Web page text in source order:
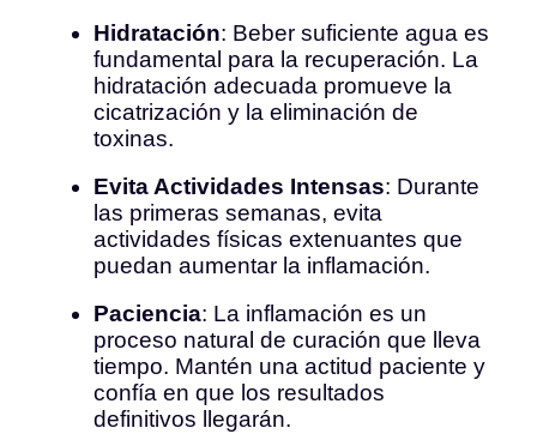
Hidratación: Beber suficiente agua es
fundamental para la recuperación. La
hidratación adecuada promueve la
cicatrización y la eliminación de
toxinas.
Evita Actividades Intensas: Durante
las primeras semanas, evita
actividades físicas extenuantes que
puedan aumentar la inflamación.
Paciencia: La inflamación es un
proceso natural de curación que lleva
tiempo. Mantén una actitud paciente y
confía en que los resultados
definitivos llegarán.